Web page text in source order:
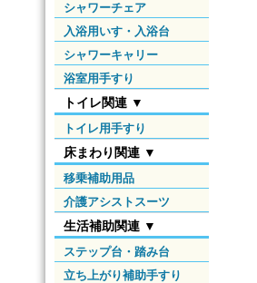
シャワーチェア
入浴用いす・入浴台
シャワーキャリー
浴室用手すり
トイレ関連 ▼
トイレ用手すり
床まわり関連 ▼
移乗補助用品
介護アシストスーツ
生活補助関連 ▼
ステップ台・踏み台
立ち上がり補助手すり